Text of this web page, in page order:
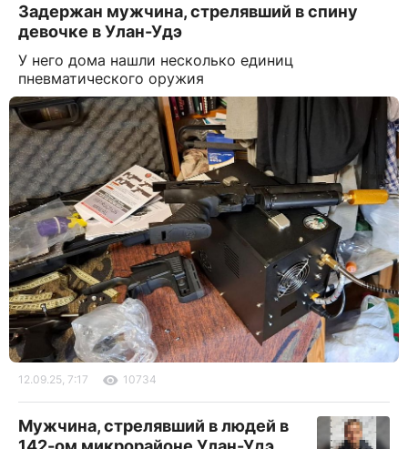
Задержан мужчина, стрелявший в спину
девочке в Улан-Удэ
У него дома нашли несколько единиц
пневматического оружия
12.09.25, 7:17 10734
Мужчина, стрелявший в людей в